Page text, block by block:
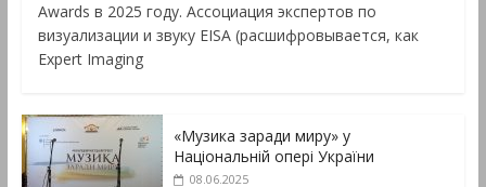
Awards в 2025 году. Ассоциация экспертов по
визуализации и звуку EISA (расшифровывается, как
Expert Imaging
«Музика заради миру» у
Національній опері України
08.06.2025